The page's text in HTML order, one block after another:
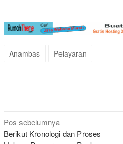
Anambas Pelayaran
Navigasi
pos
Pos sebelumnya
Berikut Kronologi dan Proses